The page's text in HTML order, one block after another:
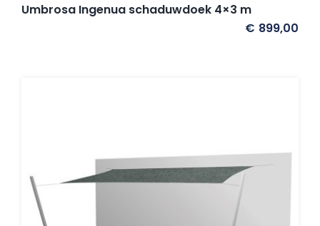
Umbrosa Ingenua schaduwdoek 4×3 m
€ 899,00